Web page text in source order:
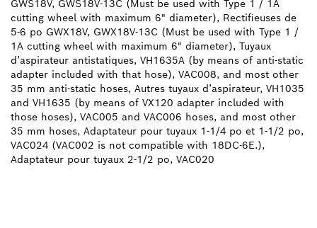
GWS18V, GWS18V-13C (Must be used with Type 1 / 1A
cutting wheel with maximum 6" diameter), Rectifieuses de
5-6 po GWX18V, GWX18V-13C (Must be used with Type 1 /
1A cutting wheel with maximum 6" diameter), Tuyaux
d’aspirateur antistatiques, VH1635A (by means of anti-static
adapter included with that hose), VAC008, and most other
35 mm anti-static hoses, Autres tuyaux d’aspirateur, VH1035
and VH1635 (by means of VX120 adapter included with
those hoses), VAC005 and VAC006 hoses, and most other
35 mm hoses, Adaptateur pour tuyaux 1-1/4 po et 1-1/2 po,
VAC024 (VAC002 is not compatible with 18DC-6E.),
Adaptateur pour tuyaux 2-1/2 po, VAC020